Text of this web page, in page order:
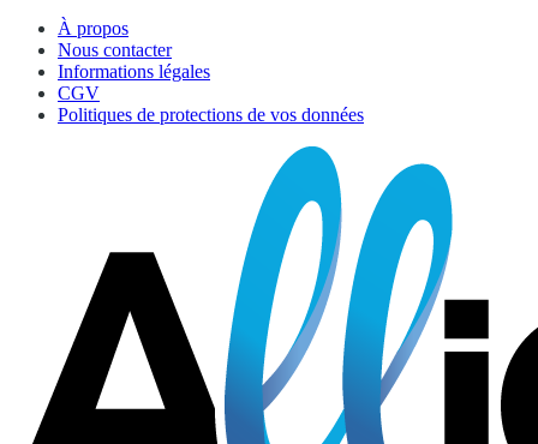
À propos
Nous contacter
Informations légales
CGV
Politiques de protections de vos données